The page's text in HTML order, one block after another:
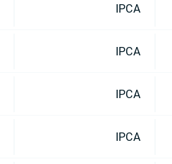
IPCA
IPCA
IPCA
IPCA